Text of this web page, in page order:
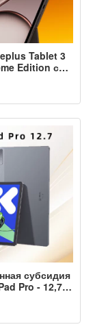
Tablet 3
Edition с
высокой
с
и
учебы.
субсидия
Pro - 12,7-
с большим
от слабого